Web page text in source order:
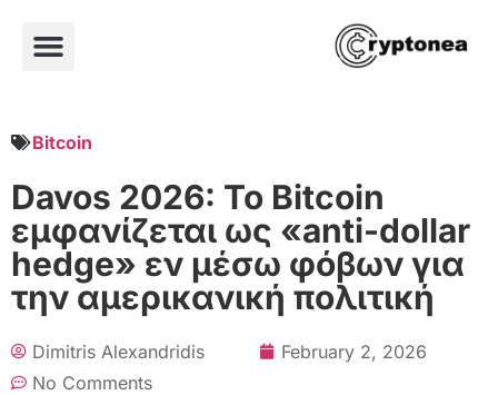
Bitcoin
Davos 2026: Το Bitcoin
εμφανίζεται ως «anti-dollar
hedge» εν μέσω φόβων για
την αμερικανική πολιτική
Dimitris Alexandridis
February 2, 2026
No Comments